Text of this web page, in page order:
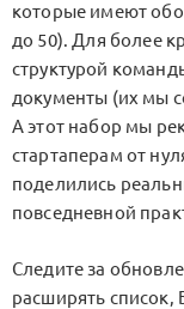
которые имеют
до 50). Для более
структурой
документы (их мы
А этот набор мы
стартаперам от
поделились
повседневной
Следите за
расширять список,